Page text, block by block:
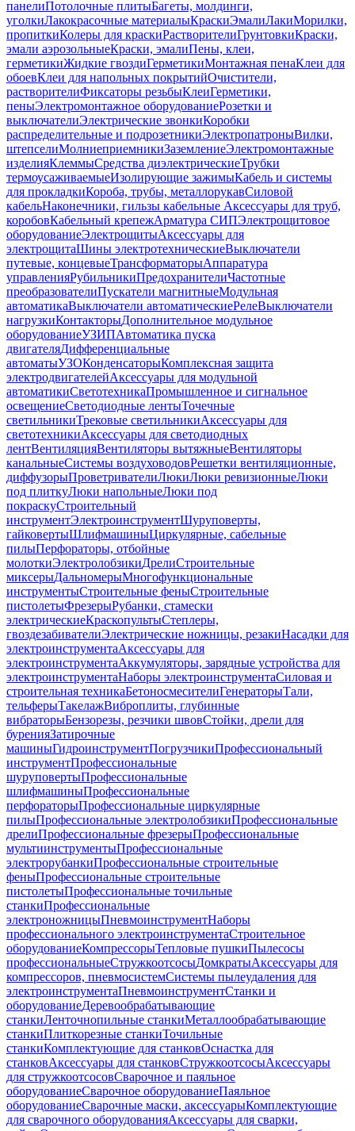
панелиПотолочные плитыБагеты, молдинги,
уголкиЛакокрасочные материалыКраскиЭмалиЛакиМорилки,
пропиткиКолеры для краскиРастворителиГрунтовкиКраски,
эмали аэрозольныеКраски, эмалиПены, клеи,
герметикиЖидкие гвоздиГерметикиМонтажная пенаКлеи для
обоевКлеи для напольных покрытийОчистители,
растворителиФиксаторы резьбыКлеиГерметики,
пеныЭлектромонтажное оборудованиеРозетки и
выключателиЭлектрические звонкиКоробки
распределительные и подрозетникиЭлектропатроныВилки,
штепселиМолниеприемникиЗаземлениеЭлектромонтажные
изделияКлеммыСредства диэлектрическиеТрубки
термоусаживаемыеИзолирующие зажимыКабель и системы
для прокладкиКороба, трубы, металлорукавСиловой
кабельНаконечники, гильзы кабельные Аксессуары для труб,
коробовКабельный крепежАрматура СИПЭлектрощитовое
оборудованиеЭлектрощитыАксессуары для
электрощитаШины электротехническиеВыключатели
путевые, концевыеТрансформаторыАппаратура
управленияРубильникиПредохранителиЧастотные
преобразователиПускатели магнитныеМодульная
автоматикаВыключатели автоматическиеРелеВыключатели
нагрузкиКонтакторыДополнительное модульное
оборудованиеУЗИПАвтоматика пуска
двигателяДифференциальные
автоматыУЗОКонденсаторыКомплексная защита
электродвигателейАксессуары для модульной
автоматикиСветотехникаПромышленное и сигнальное
освещениеСветодиодные лентыТочечные
светильникиТрековые светильникиАксессуары для
светотехникиАксессуары для светодиодных
лентВентиляцияВентиляторы вытяжныеВентиляторы
канальныеСистемы воздуховодовРешетки вентиляционные,
диффузорыПроветривателиЛюкиЛюки ревизионныеЛюки
под плиткуЛюки напольныеЛюки под
покраскуСтроительный
инструментЭлектроинструментШуруповерты,
гайковертыШлифмашиныЦиркулярные, сабельные
пилыПерфораторы, отбойные
молоткиЭлектролобзикиДрелиСтроительные
миксерыДальномерыМногофункциональные
инструментыСтроительные феныСтроительные
пистолетыФрезерыРубанки, стамески
электрическиеКраскопультыСтеплеры,
гвоздезабивателиЭлектрические ножницы, резакиНасадки для
электроинструментаАксессуары для
электроинструментаАккумуляторы, зарядные устройства для
электроинструментаНаборы электроинструментаСиловая и
строительная техникаБетоносмесителиГенераторыТали,
тельферыТакелажВиброплиты, глубинные
вибраторыБензорезы, резчики швовСтойки, дрели для
буренияЗатирочные
машиныГидроинструментПогрузчикиПрофессиональный
инструментПрофессиональные
шуруповертыПрофессиональные
шлифмашиныПрофессиональные
перфораторыПрофессиональные циркулярные
пилыПрофессиональные электролобзикиПрофессиональные
дрелиПрофессиональные фрезерыПрофессиональные
мультиинструментыПрофессиональные
электрорубанкиПрофессиональные строительные
феныПрофессиональные строительные
пистолетыПрофессиональные точильные
станкиПрофессиональные
электроножницыПневмоинструментНаборы
профессионального электроинструментаСтроительное
оборудованиеКомпрессорыТепловые пушкиПылесосы
профессиональныеСтружкоотсосыДомкратыАксессуары для
компрессоров, пневмосистемСистемы пылеудаления для
электроинструментаПневмоинструментСтанки и
оборудованиеДеревообрабатывающие
станкиЛенточнопильные станкиМеталлообрабатывающие
станкиПлиткорезные станкиТочильные
станкиКомплектующие для станковОснастка для
станковАксессуары для станковСтружкоотсосыАксессуары
для стружкоотсосовСварочное и паяльное
оборудованиеСварочное оборудованиеПаяльное
оборудованиеСварочные маски, аксессуарыКомплектующие
для сварочного оборудованияАксессуары для сварки,